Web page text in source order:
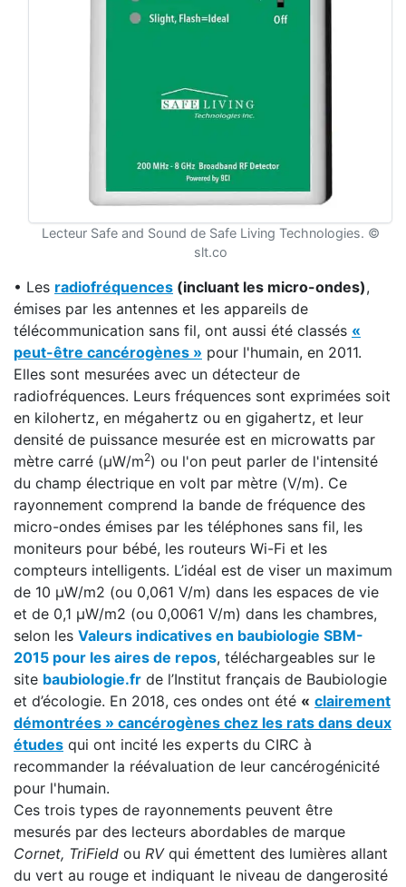
Lecteur Safe and Sound de Safe Living Technologies. ©
slt.co
• Les radiofréquences (incluant les micro-ondes),
émises par les antennes et les appareils de
télécommunication sans fil, ont aussi été classés «
peut-être cancérogènes » pour l'humain, en 2011.
Elles sont mesurées avec un détecteur de
radiofréquences. Leurs fréquences sont exprimées soit
en kilohertz, en mégahertz ou en gigahertz, et leur
densité de puissance mesurée est en microwatts par
mètre carré (μW/m2) ou l'on peut parler de l'intensité
du champ électrique en volt par mètre (V/m). Ce
rayonnement comprend la bande de fréquence des
micro-ondes émises par les téléphones sans fil, les
moniteurs pour bébé, les routeurs Wi-Fi et les
compteurs intelligents. L’idéal est de viser un maximum
de 10 µW/m2 (ou 0,061 V/m) dans les espaces de vie
et de 0,1 µW/m2 (ou 0,0061 V/m) dans les chambres,
selon les Valeurs indicatives en baubiologie SBM-
2015 pour les aires de repos, téléchargeables sur le
site baubiologie.fr de l’Institut français de Baubiologie
et d’écologie. En 2018, ces ondes ont été « clairement
démontrées » cancérogènes chez les rats dans deux
études qui ont incité les experts du CIRC à
recommander la réévaluation de leur cancérogénicité
pour l'humain.
Ces trois types de rayonnements peuvent être
mesurés par des lecteurs abordables de marque
Cornet, TriField ou RVqui émettent des lumières allant
du vert au rouge et indiquant le niveau de dangerosité